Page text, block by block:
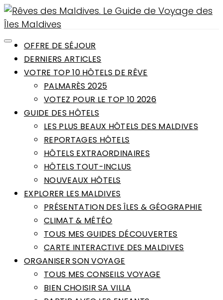
OFFRE DE SÉJOUR
DERNIERS ARTICLES
VOTRE TOP 10 HÔTELS DE RÊVE
PALMARÈS 2025
VOTEZ POUR LE TOP 10 2026
GUIDE DES HÔTELS
LES PLUS BEAUX HÔTELS DES MALDIVES
REPORTAGES HÔTELS
HÔTELS EXTRAORDINAIRES
HÔTELS TOUT-INCLUS
NOUVEAUX HÔTELS
EXPLORER LES MALDIVES
PRÉSENTATION DES ÎLES & GÉOGRAPHIE
CLIMAT & MÉTÉO
TOUS MES GUIDES DÉCOUVERTES
CARTE INTERACTIVE DES MALDIVES
ORGANISER SON VOYAGE
TOUS MES CONSEILS VOYAGE
BIEN CHOISIR SA VILLA